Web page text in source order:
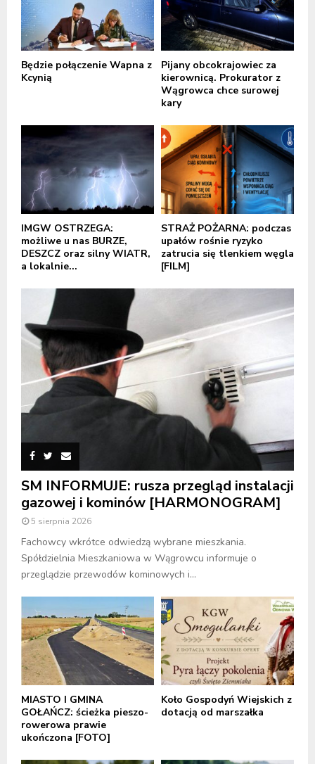
Będzie połączenie Wapna z
Kcynią
Pijany obcokrajowiec za
kierownicą. Prokurator z
Wągrowca chce surowej
kary
IMGW OSTRZEGA:
możliwe u nas BURZE,
DESZCZ oraz silny WIATR,
a lokalnie...
STRAŻ POŻARNA: podczas
upałów rośnie ryzyko
zatrucia się tlenkiem węgla
[FILM]
SM INFORMUJE: rusza przegląd instalacji
gazowej i kominów [HARMONOGRAM]
5 sierpnia 2026
Fachowcy wkrótce odwiedzą wybrane mieszkania.
Spółdzielnia Mieszkaniowa w Wągrowcu informuje o
przeglądzie przewodów kominowych i...
MIASTO I GMINA
GOŁAŃCZ: ścieżka pieszo-
rowerowa prawie
ukończona [FOTO]
Koło Gospodyń Wiejskich z
dotacją od marszałka